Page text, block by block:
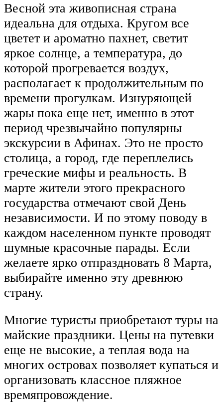
Весной эта живописная страна
идеальна для отдыха. Кругом все
цветет и ароматно пахнет, светит
яркое солнце, а температура, до
которой прогревается воздух,
располагает к продолжительным по
времени прогулкам. Изнуряющей
жары пока еще нет, именно в этот
период чрезвычайно популярны
экскурсии в Афинах. Это не просто
столица, а город, где переплелись
греческие мифы и реальность. В
марте жители этого прекрасного
государства отмечают свой День
независимости. И по этому поводу в
каждом населенном пункте проводят
шумные красочные парады. Если
желаете ярко отпраздновать 8 Марта,
выбирайте именно эту древнюю
страну.
Многие туристы приобретают туры на
майские праздники. Цены на путевки
еще не высокие, а теплая вода на
многих островах позволяет купаться и
организовать классное пляжное
времяпровождение.